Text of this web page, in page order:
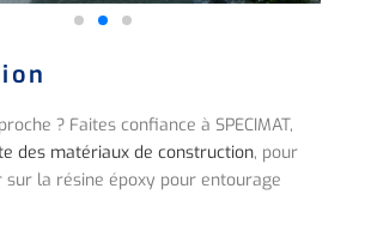
? Faites confiance à SPECIMAT,
des matériaux de construction, pour
sur la résine époxy pour entourage